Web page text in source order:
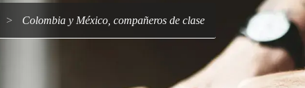
Colombia y México, compañeros de clase